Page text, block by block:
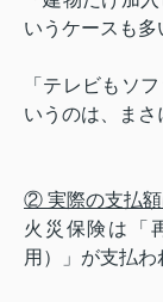
いうケースも多
「テレビもソ
いうのは、まさ
② 実際の支払額
火災保険は「
用）」が支払わ